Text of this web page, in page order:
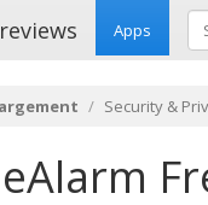
Apps
Security &